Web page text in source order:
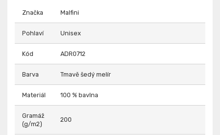
Značka Malfini
Pohlaví Unisex
Kód ADR0712
Barva Tmavě šedý melír
Materiál 100 % bavlna
Gramáž
(g/m2)
200